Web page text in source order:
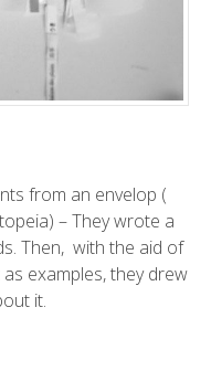
from an envelop (
– They wrote a
Then, with the aid of
examples, they drew
it.